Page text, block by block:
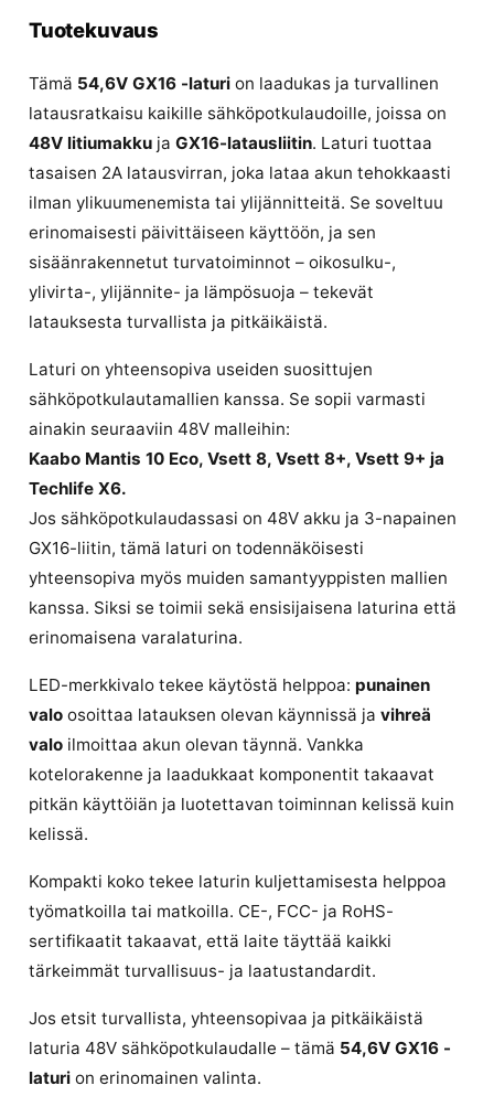
Tuotekuvaus
Tämä 54,6V GX16 -laturi on laadukas ja turvallinen
latausratkaisu kaikille sähköpotkulaudoille, joissa on
48V litiumakku ja GX16-latausliitin. Laturi tuottaa
tasaisen 2A latausvirran, joka lataa akun tehokkaasti
ilman ylikuumenemista tai ylijännitteitä. Se soveltuu
erinomaisesti päivittäiseen käyttöön, ja sen
sisäänrakennetut turvatoiminnot – oikosulku-,
ylivirta-, ylijännite- ja lämpösuoja – tekevät
latauksesta turvallista ja pitkäikäistä.
Laturi on yhteensopiva useiden suosittujen
sähköpotkulautamallien kanssa. Se sopii varmasti
ainakin seuraaviin 48V malleihin:
Kaabo Mantis 10 Eco, Vsett 8, Vsett 8+, Vsett 9+ ja
Techlife X6.
Jos sähköpotkulaudassasi on 48V akku ja 3-napainen
GX16-liitin, tämä laturi on todennäköisesti
yhteensopiva myös muiden samantyyppisten mallien
kanssa. Siksi se toimii sekä ensisijaisena laturina että
erinomaisena varalaturina.
LED-merkkivalo tekee käytöstä helppoa: punainen
valo osoittaa latauksen olevan käynnissä ja vihreä
valo ilmoittaa akun olevan täynnä. Vankka
kotelorakenne ja laadukkaat komponentit takaavat
pitkän käyttöiän ja luotettavan toiminnan kelissä kuin
kelissä.
Kompakti koko tekee laturin kuljettamisesta helppoa
työmatkoilla tai matkoilla. CE-, FCC- ja RoHS-
sertifikaatit takaavat, että laite täyttää kaikki
tärkeimmät turvallisuus- ja laatustandardit.
Jos etsit turvallista, yhteensopivaa ja pitkäikäistä
laturia 48V sähköpotkulaudalle – tämä 54,6V GX16 -
laturi on erinomainen valinta.